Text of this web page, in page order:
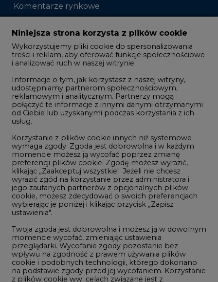
Komentarze rynkowe
Zmiany kadrowe na rynku
Studio CIRE
Rozmowy o energetyce
Gospodarka
Geopolityka
LTE450
Innowacje i AI
Telekomunikacja i IT
Handel emisjami CO2
Wodór
Górnictwo
Atom
Fotowoltaika
Offshore wind
Niniejsza strona korzysta z plików cookie
Wykorzystujemy pliki cookie do spersonalizowania
treści i reklam, aby oferować funkcje społecznościowe
i analizować ruch w naszej witrynie.
Informacje o tym, jak korzystasz z naszej witryny,
udostępniamy partnerom społecznościowym,
reklamowym i analitycznym. Partnerzy mogą
połączyć te informacje z innymi danymi otrzymanymi
od Ciebie lub uzyskanymi podczas korzystania z ich
usług.
Korzystanie z plików cookie innych niż systemowe
wymaga zgody. Zgoda jest dobrowolna i w każdym
momencie możesz ją wycofać poprzez zmianę
preferencji plików cookie. Zgodę możesz wyrazić,
klikając „Zaakceptuj wszystkie". Jeżeli nie chcesz
wyrazić zgód na korzystanie przez administratora i
jego zaufanych partnerów z opcjonalnych plików
cookie, możesz zdecydować o swoich preferencjach
wybierając je poniżej i klikając przycisk „Zapisz
ustawienia".
Twoja zgoda jest dobrowolna i możesz ją w dowolnym
momencie wycofać, zmieniając ustawienia
przeglądarki. Wycofanie zgody pozostanie bez
wpływu na zgodność z prawem używania plików
cookie i podobnych technologii, którego dokonano
na podstawie zgody przed jej wycofaniem. Korzystanie
z plików cookie ww. celach związane jest z